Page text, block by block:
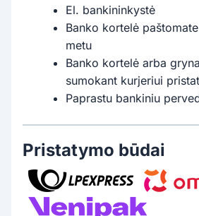
El. bankininkystė
Banko kortelė
metu
Banko kortelė arba
sumokant kurjeriui
Paprastu bankiniu
Pristatymo būdai